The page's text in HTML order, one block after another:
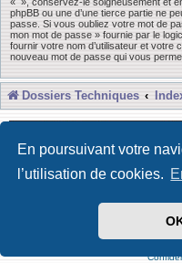
En poursuivant votre
l’utilisation de cookies.
phpBB ou une d’une tierce partie ne
passe. Si vous oubliez votre mot de
mon mot de passe » fournie par le
fournir votre nom d’utilisateur et votre
nouveau mot de passe qui vous
Dossiers Techniques
Développé par